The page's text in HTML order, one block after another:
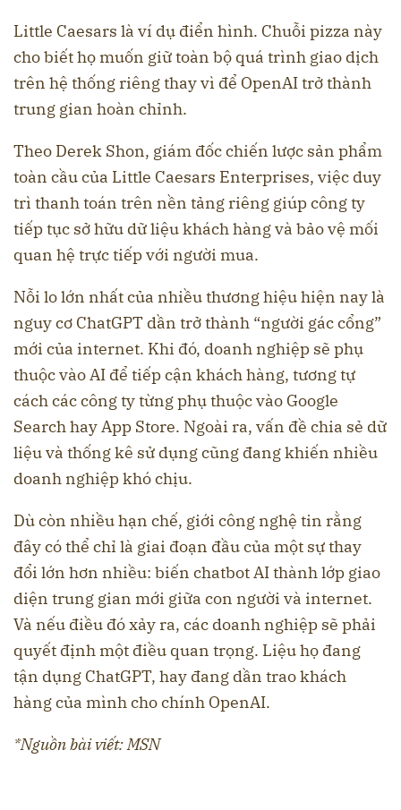
Little Caesars là ví dụ điển hình. Chuỗi pizza này
cho biết họ muốn giữ toàn bộ quá trình giao dịch
trên hệ thống riêng thay vì để OpenAI trở thành
trung gian hoàn chỉnh.
Theo Derek Shon, giám đốc chiến lược sản phẩm
toàn cầu của Little Caesars Enterprises, việc duy
trì thanh toán trên nền tảng riêng giúp công ty
tiếp tục sở hữu dữ liệu khách hàng và bảo vệ mối
quan hệ trực tiếp với người mua.
Nỗi lo lớn nhất của nhiều thương hiệu hiện nay là
nguy cơ ChatGPT dần trở thành “người gác cổng”
mới của internet. Khi đó, doanh nghiệp sẽ phụ
thuộc vào AI để tiếp cận khách hàng, tương tự
cách các công ty từng phụ thuộc vào Google
Search hay App Store. Ngoài ra, vấn đề chia sẻ dữ
liệu và thống kê sử dụng cũng đang khiến nhiều
doanh nghiệp khó chịu.
Dù còn nhiều hạn chế, giới công nghệ tin rằng
đây có thể chỉ là giai đoạn đầu của một sự thay
đổi lớn hơn nhiều: biến chatbot AI thành lớp giao
diện trung gian mới giữa con người và internet.
Và nếu điều đó xảy ra, các doanh nghiệp sẽ phải
quyết định một điều quan trọng. Liệu họ đang
tận dụng ChatGPT, hay đang dần trao khách
hàng của mình cho chính OpenAI.
*Nguồn bài viết: MSN